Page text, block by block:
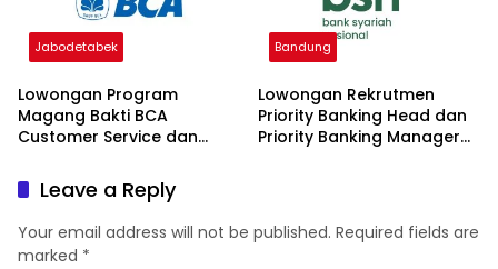
Jabodetabek
Lowongan Program
Magang Bakti BCA
Customer Service dan
Bandung
Lowongan Rekrutmen
Priority Banking Head dan
Priority Banking Manager
Leave a Reply
Your email address will not be published. Required fields are
marked *